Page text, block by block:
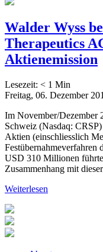
Walder Wyss
Therapeutics
Aktienemission
Lesezeit: < 1 Min
Freitag, 06. Dezember
Im November/Dezember
Schweiz (Nasdaq:
Aktien (einschliesslich
Festübernahmeverfahren
USD 310 Millionen
Zusammenhang mit
Weiterlesen